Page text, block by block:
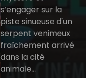
s’engager sur la
piste sinueuse d'un
serpent venimeux
fraîchement arrivé
dans la cité
animale…